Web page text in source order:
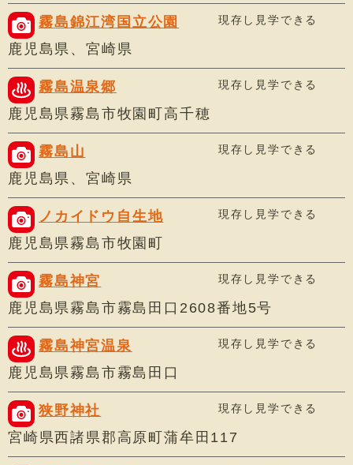
霧島錦江湾国立公園 現存し見学できる
鹿児島県、宮崎県
霧島温泉郷 現存し見学できる
鹿児島県霧島市牧園町高千穂
霧島山 現存し見学できる
鹿児島県、宮崎県
ノカイドウ自生地 現存し見学できる
鹿児島県霧島市牧園町
霧島神宮 現存し見学できる
鹿児島県霧島市霧島田口2608番地5号
霧島神宮温泉 現存し見学できる
鹿児島県霧島市霧島田口
狭野神社 現存し見学できる
宮崎県西諸県郡高原町蒲牟田117